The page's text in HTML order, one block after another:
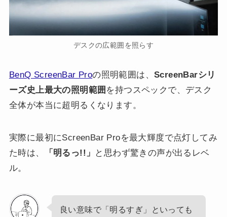
デスクの広範囲を照らす
BenQ ScreenBar Proの照明範囲は、 ScreenBarシリ
ーズ史上最大の照明範囲 を持つスペックで、デスク
全体が本当に超明るくなります。
実際に最初にScreenBar Proを最大輝度で点灯してみ
た時は、
「明るっ!!」
と思わず驚きの声が出るレベ
ル。
良い意味で「明るすぎ」といっても